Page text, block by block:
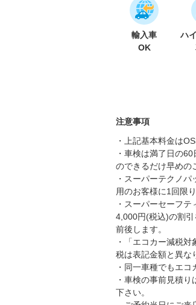
輸入車
OK
ハ
注意事項
・上記基本料金は
・車検は満了日の
のできるだけ早めの
・スーパーテクノ
用のお客様に1回限
・スーパーセーフ
4,000円(税込)の割
前後します。
・「エコカー減税
税は表記金額と異な
・同一車種でもエ
・車検の事前見積
下さい。